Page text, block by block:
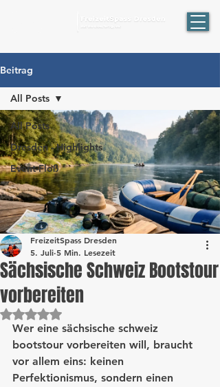
Beitrag
All Posts
Dresden - Highlights
Event-Floß
All Posts
Sächsische Schweiz Bootstour
vorbereiten
FreizeitSpass Dresden
5. Juli 5 Min. Lesezeit
Mit NaN von 5 Sternen bewertet.
Wer eine sächsische schweiz
bootstour vorbereiten will, braucht
vor allem eins: keinen
Perfektionismus, sondern einen